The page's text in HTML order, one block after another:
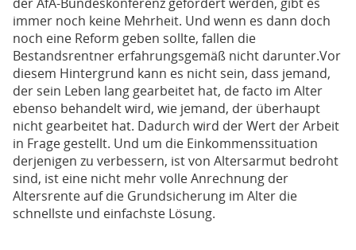
immer noch keine Mehrheit. Und wenn es dann doch
noch eine Reform geben sollte, fallen die
Bestandsrentner erfahrungsgemäß nicht darunter.Vor
diesem Hintergrund kann es nicht sein, dass jemand,
der sein Leben lang gearbeitet hat, de facto im Alter
ebenso behandelt wird, wie jemand, der überhaupt
nicht gearbeitet hat. Dadurch wird der Wert der Arbeit
in Frage gestellt. Und um die Einkommenssituation
derjenigen zu verbessern, ist von Altersarmut bedroht
sind, ist eine nicht mehr volle Anrechnung der
Altersrente auf die Grundsicherung im Alter die
schnellste und einfachste Lösung.